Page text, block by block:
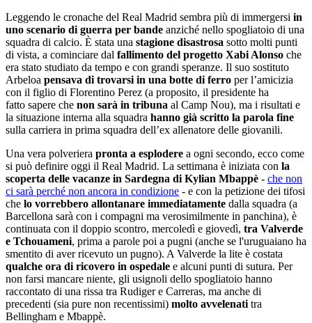
Leggendo le cronache del Real Madrid sembra più di immergersi in
uno scenario di guerra per bande anziché nello spogliatoio di una
squadra di calcio. È stata una stagione disastrosa sotto molti punti
di vista, a cominciare dal fallimento del progetto Xabi Alonso che
era stato studiato da tempo e con grandi speranze. Il suo sostituto
Arbeloa pensava di trovarsi in una botte di ferro per l’amicizia
con il figlio di Florentino Perez (a proposito, il presidente ha
fatto sapere che non sarà in tribuna al Camp Nou), ma i risultati e
la situazione interna alla squadra hanno già scritto la parola fine
sulla carriera in prima squadra dell’ex allenatore delle giovanili.
Una vera polveriera pronta a esplodere a ogni secondo, ecco come
si può definire oggi il Real Madrid. La settimana è iniziata con la
scoperta delle vacanze in Sardegna di Kylian Mbappè - che non
ci sarà perché non ancora in condizione - e con la petizione dei tifosi
che lo vorrebbero allontanare immediatamente dalla squadra (a
Barcellona sarà con i compagni ma verosimilmente in panchina), è
continuata con il doppio scontro, mercoledì e giovedì, tra Valverde
e Tchouameni, prima a parole poi a pugni (anche se l'uruguaiano ha
smentito di aver ricevuto un pugno). A Valverde la lite è costata
qualche ora di ricovero in ospedale e alcuni punti di sutura. Per
non farsi mancare niente, gli usignoli dello spogliatoio hanno
raccontato di una rissa tra Rudiger e Carreras, ma anche di
precedenti (sia pure non recentissimi) molto avvelenati tra
Bellingham e Mbappè.